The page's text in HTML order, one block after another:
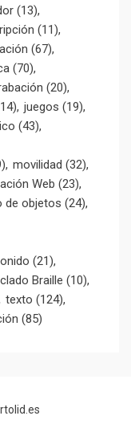
(13)
(11)
(67)
(70)
(20)
juegos (19)
(43)
movilidad (32)
Web (23)
de objetos (24)
(21)
Braille (10)
texto (124)
(85)